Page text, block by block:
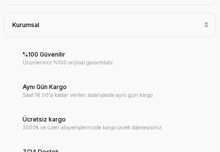
Kurumsal
%100 Güvenilir
Ürünlerimiz %100 orijinal garantilidir.
Aynı Gün Kargo
Saat 16:00'a kadar verilen siparişlerde aynı gün kargo
Ücretsiz kargo
3000₺ ve üzeri alışverişlerinizde kargo ücreti ödemezsiniz.